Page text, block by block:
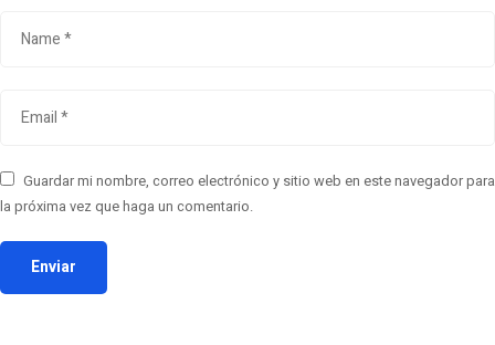
Guardar mi nombre, correo electrónico y sitio web en este navegador para
la próxima vez que haga un comentario.